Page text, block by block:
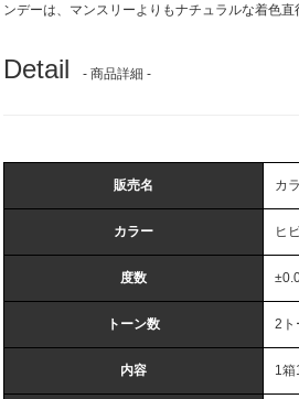
ンデーは、マンスリーよりもナチュラルな着⾊直
Detail - 商品詳細 -
販売名 カ
カラー ヒ
度数
トーン数 2ト
内容 1箱